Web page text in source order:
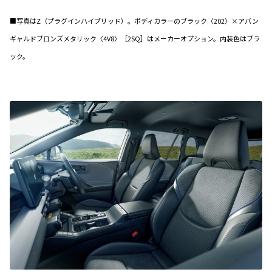
■写真はZ（プラグインハイブリッド）。ボディカラーのブラック〈202〉×アバン
ギャルドブロンズメタリック〈4V8〉［2SQ］はメーカーオプション。内装色はブラ
ック。